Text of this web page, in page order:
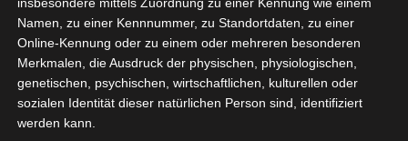
insbesondere mittels Zuordnung zu einer Kennung wie einem
Namen, zu einer Kennnummer, zu Standortdaten, zu einer
Online-Kennung oder zu einem oder mehreren besonderen
Merkmalen, die Ausdruck der physischen, physiologischen,
genetischen, psychischen, wirtschaftlichen, kulturellen oder
sozialen Identität dieser natürlichen Person sind, identifiziert
werden kann.